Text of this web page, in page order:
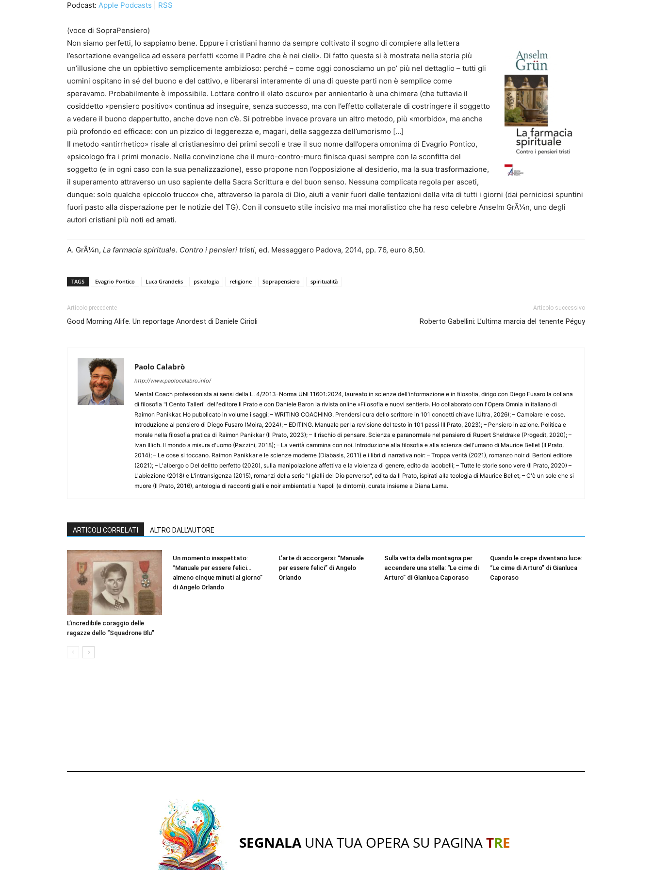
Podcast: Apple Podcasts RSS
(voce di SopraPensiero)
Non siamo perfetti, lo sappiamo bene. Eppure i cristiani hanno da sempre coltivato il sogno di compiere alla lettera
l’esortazione evangelica ad essere perfetti «come il Padre che è nei cieli». Di fatto questa si è mostrata nella storia più
un’illusione che un opbiettivo semplicemente ambizioso: perché – come oggi conosciamo un po’ più nel dettaglio – tutti gli
uomini ospitano in sé del buono e del cattivo, e liberarsi interamente di una di queste parti non è semplice come
speravamo. Probabilmente è impossibile. Lottare contro il «lato oscuro» per annientarlo è una chimera (che tuttavia il
cosiddetto «pensiero positivo» continua ad inseguire, senza successo, ma con l’effetto collaterale di costringere il soggetto
a vedere il buono dappertutto, anche dove non c’è. Si potrebbe invece provare un altro metodo, più «morbido», ma anche
più profondo ed efficace: con un pizzico di leggerezza e, magari, della saggezza dell’umorismo […]
Il metodo «antirrhetico» risale al cristianesimo dei primi secoli e trae il suo nome dall’opera omonima di Evagrio Pontico,
«psicologo fra i primi monaci». Nella convinzione che il muro-contro-muro finisca quasi sempre con la sconfitta del
soggetto (e in ogni caso con la sua penalizzazione), esso propone non l’opposizione al desiderio, ma la sua trasformazione,
il superamento attraverso un uso sapiente della Sacra Scrittura e del buon senso. Nessuna complicata regola per asceti,
dunque: solo qualche «piccolo trucco» che, attraverso la parola di Dio, aiuti a venir fuori dalle tentazioni della vita di tutti i giorni (dai perniciosi spuntini
fuori pasto alla disperazione per le notizie del TG). Con il consueto stile incisivo ma mai moralistico che ha reso celebre Anselm GrÃ¼n, uno degli
autori cristiani più noti ed amati.
A. GrÃ¼n, La farmacia spirituale. Contro i pensieri tristi, ed. Messaggero Padova, 2014, pp. 76, euro 8,50.
TAGS Evagrio Pontico Luca Grandelis psicologia religione Soprapensiero spiritualità
Articolo precedente
Good Morning Alife. Un reportage Anordest di Daniele Cirioli
Articolo successivo
Roberto Gabellini: L’ultima marcia del tenente Péguy
Paolo Calabrò
http://www.paolocalabro.info/
Mental Coach professionista ai sensi della L. 4/2013-Norma UNI 11601:2024, laureato in scienze dell'informazione e in filosofia, dirigo con Diego Fusaro la collana
di filosofia "I Cento Talleri" dell'editore Il Prato e con Daniele Baron la rivista online «Filosofia e nuovi sentieri». Ho collaborato con l'Opera Omnia in italiano di
Raimon Panikkar. Ho pubblicato in volume i saggi: – WRITING COACHING. Prendersi cura dello scrittore in 101 concetti chiave (Ultra, 2026); – Cambiare le cose.
Introduzione al pensiero di Diego Fusaro (Moira, 2024); – EDITING. Manuale per la revisione del testo in 101 passi (Il Prato, 2023); – Pensiero in azione. Politica e
morale nella filosofia pratica di Raimon Panikkar (Il Prato, 2023); – Il rischio di pensare. Scienza e paranormale nel pensiero di Rupert Sheldrake (Progedit, 2020); –
Ivan Illich. Il mondo a misura d'uomo (Pazzini, 2018); – La verità cammina con noi. Introduzione alla filosofia e alla scienza dell'umano di Maurice Bellet (Il Prato,
2014); – Le cose si toccano. Raimon Panikkar e le scienze moderne (Diabasis, 2011) e i libri di narrativa noir: – Troppa verità (2021), romanzo noir di Bertoni editore
(2021); – L'albergo o Del delitto perfetto (2020), sulla manipolazione affettiva e la violenza di genere, edito da Iacobelli; – Tutte le storie sono vere (Il Prato, 2020) –
L'abiezione (2018) e L'intransigenza (2015), romanzi della serie "I gialli del Dio perverso", edita da Il Prato, ispirati alla teologia di Maurice Bellet; – C'è un sole che si
muore (Il Prato, 2016), antologia di racconti gialli e noir ambientati a Napoli (e dintorni), curata insieme a Diana Lama.
ARTICOLI CORRELATI ALTRO DALL'AUTORE
L’incredibile coraggio delle
ragazze dello “Squadrone Blu”
Un momento inaspettato:
“Manuale per essere felici…
almeno cinque minuti al giorno”
di Angelo Orlando
L’arte di accorgersi: “Manuale
per essere felici” di Angelo
Orlando
Sulla vetta della montagna per
accendere una stella: “Le cime di
Arturo” di Gianluca Caporaso
Quando le crepe diventano luce:
“Le cime di Arturo” di Gianluca
Caporaso
SEGNALAUNA TUA OPERA SU PAGINATRE